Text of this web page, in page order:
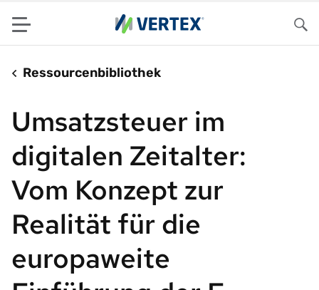
Menu
Ressourcenbibliothek
Umsatzsteuer im
digitalen Zeitalter:
Vom Konzept zur
Realität für die
europaweite